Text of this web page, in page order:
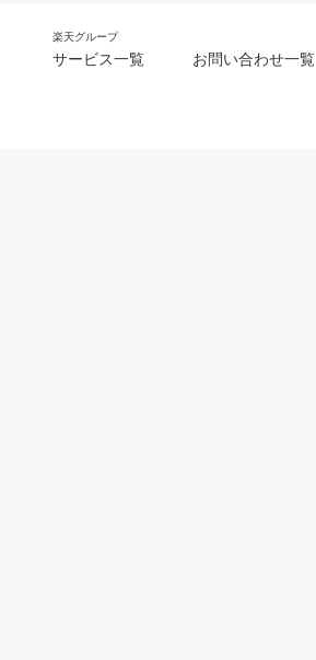
楽天グループ
サービス一覧 お問い合わせ一覧